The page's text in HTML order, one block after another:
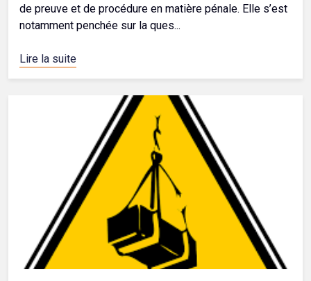
de preuve et de procédure en matière pénale. Elle s’est
notamment penchée sur la ques...
Lire la suite